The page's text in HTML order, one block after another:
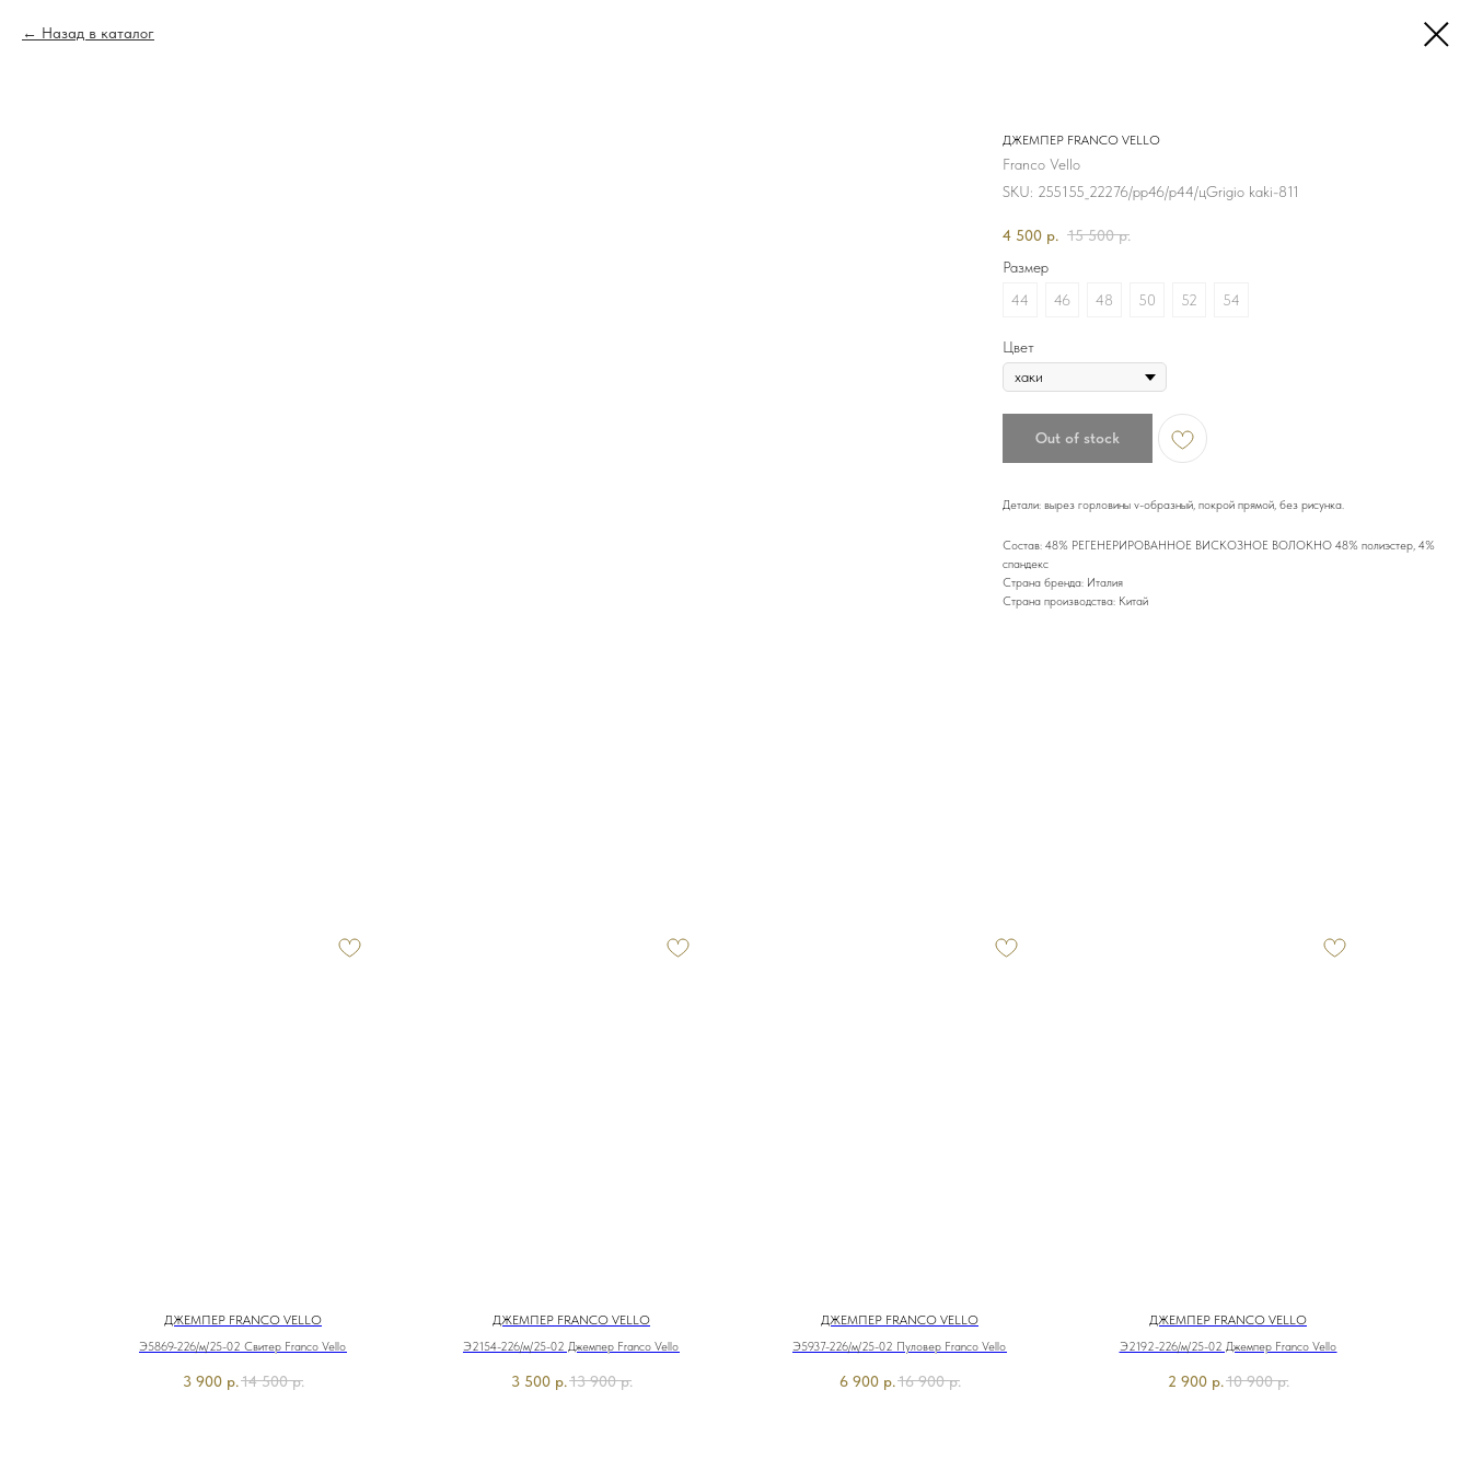
Назад в каталог
ДЖЕМПЕР FRANCO VELLO
Franco Vello
SKU: 255155_22276/рр46/р44/цGrigio kaki-811
4 500 р. 15 500 р.
Размер
44
46 48 50 52 54
Цвет
Out of stock
Детали: вырез горловины v-образный, покрой прямой, без рисунка.
Состав: 48% РЕГЕНЕРИРОВАННОЕ ВИСКОЗНОЕ ВОЛОКНО 48% полиэстер, 4%
спандекс
Страна бренда: Италия
Страна производства: Китай
ДЖЕМПЕР FRANCO VELLO
Э5869-226/м/25-02 Свитер Franco Vello
3 900 р.14 500 р.
ДЖЕМПЕР FRANCO VELLO
Э2154-226/м/25-02 Джемпер Franco Vello
3 500 р.13 900 р.
ДЖЕМПЕР FRANCO VELLO
Э5937-226/м/25-02 Пуловер Franco Vello
6 900 р.16 900 р.
ДЖЕМПЕР FRANCO VELLO
Э2192-226/м/25-02 Джемпер Franco Vello
2 900 р.10 900 р.